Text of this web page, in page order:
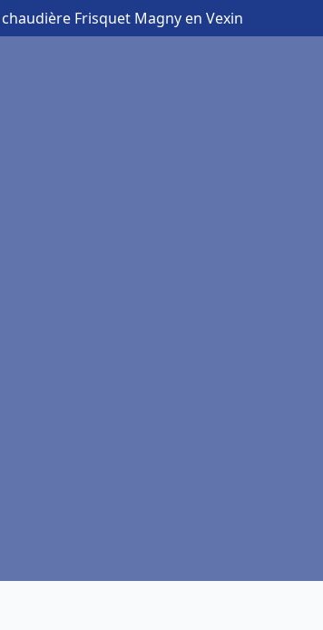
Frisquet Magny en Vexin